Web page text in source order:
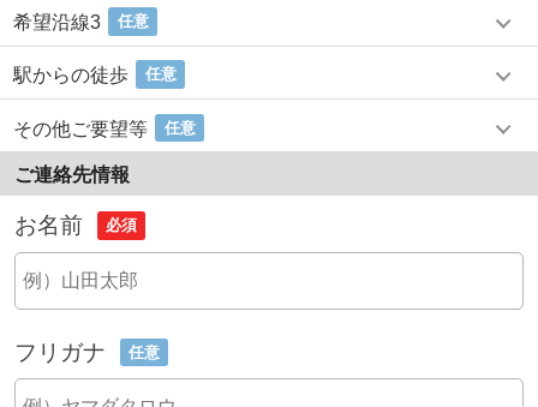
希望沿線3 任意
駅からの徒歩 任意
その他ご要望等 任意
ご連絡先情報
お名前 必須
フリガナ 任意